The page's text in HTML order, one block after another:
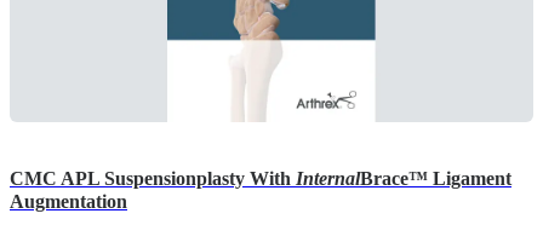
CMC APL Suspensionplasty With InternalBrace™ Ligament
Augmentation